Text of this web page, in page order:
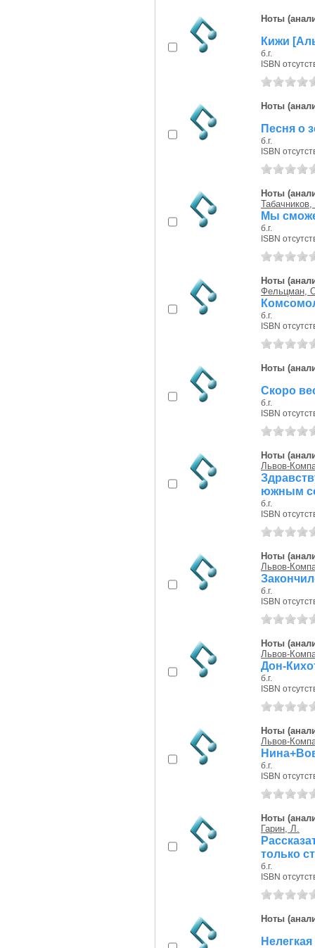
Ноты
Кижи
б.г.
ISBN
Ноты
Песня о
б.г.
ISBN
Ноты
Мы
б.г.
ISBN
Ноты
Фельцман,
б.г.
ISBN
Ноты
Скоро
б.г.
ISBN
Ноты
Львов-
южным
б.г.
ISBN
Ноты
Львов-
б.г.
ISBN
Ноты
Львов-
Дон-
б.г.
ISBN
Ноты
Львов-
б.г.
ISBN
Ноты
Гарин, Л.
только
б.г.
ISBN
Ноты